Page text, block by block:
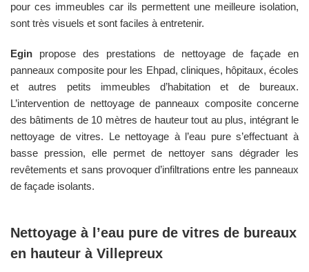
pour ces immeubles car ils permettent une meilleure isolation,
sont très visuels et sont faciles à entretenir.
Egin propose des prestations de nettoyage de façade en
panneaux composite pour les Ehpad, cliniques, hôpitaux, écoles
et autres petits immeubles d’habitation et de bureaux.
L’intervention de nettoyage de panneaux composite concerne
des bâtiments de 10 mètres de hauteur tout au plus, intégrant le
nettoyage de vitres. Le nettoyage à l’eau pure s’effectuant à
basse pression, elle permet de nettoyer sans dégrader les
revêtements et sans provoquer d’infiltrations entre les panneaux
de façade isolants.
Nettoyage à l’eau pure de vitres de bureaux
en hauteur à Villepreux